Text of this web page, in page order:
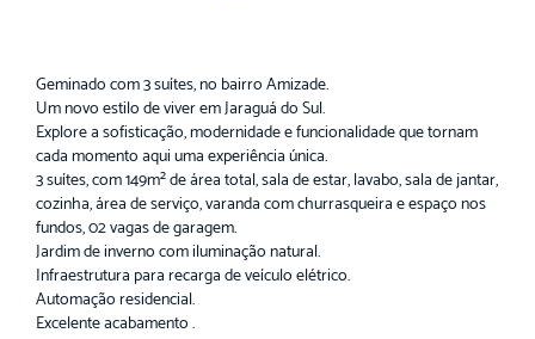
Geminado com 3 suítes, no bairro Amizade.
Um novo estilo de viver em Jaraguá do Sul.
Explore a sofisticação, modernidade e funcionalidade que tornam
cada momento aqui uma experiência única.
3 suítes, com 149m² de área total, sala de estar, lavabo, sala de jantar,
cozinha, área de serviço, varanda com churrasqueira e espaço nos
fundos, 02 vagas de garagem.
Jardim de inverno com iluminação natural.
Infraestrutura para recarga de veículo elétrico.
Automação residencial.
Excelente acabamento .